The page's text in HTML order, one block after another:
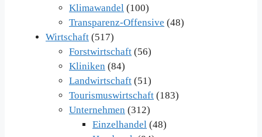
Klimawandel (100)
Transparenz-Offensive (48)
Wirtschaft (517)
Forstwirtschaft (56)
Kliniken (84)
Landwirtschaft (51)
Tourismuswirtschaft (183)
Unternehmen (312)
Einzelhandel (48)